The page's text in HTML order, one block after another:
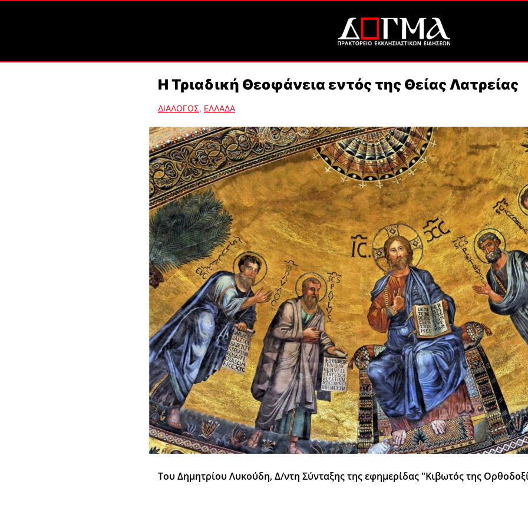
Η Τριαδική Θεοφάνεια εντός της Θείας Λατρείας
ΔΙΑΛΟΓΟΣ, ΕΛΛΑΔΑ
Του Δημητρίου Λυκούδη, Δ/ντη Σύνταξης της εφημερίδας "Κιβωτός της